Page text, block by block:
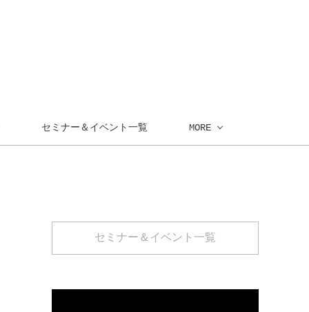
セミナー＆イベント一覧 MORE
セミナー＆イベント一覧